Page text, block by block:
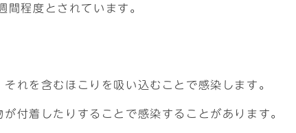
程度とされています。
れを含むほこりを吸い込むことで感染します。
付着したりすることで感染することがあります。